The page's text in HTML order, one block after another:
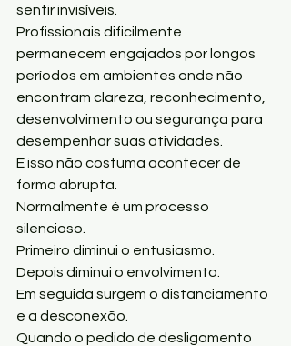
sentir invisíveis.
Profissionais dificilmente
permanecem engajados por longos
períodos em ambientes onde não
encontram clareza, reconhecimento,
desenvolvimento ou segurança para
desempenhar suas atividades.
E isso não costuma acontecer de
forma abrupta.
Normalmente é um processo
silencioso.
Primeiro diminui o entusiasmo.
Depois diminui o envolvimento.
Em seguida surgem o distanciamento
e a desconexão.
Quando o pedido de desligamento